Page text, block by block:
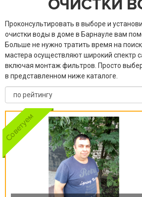
ОЧИСТКИ
Проконсультировать в выборе и
очистки воды в доме в Барнауле вам
Больше не нужно тратить время на
мастера осуществляют широкий спектр
включая монтаж фильтров. Просто
в представленном ниже каталоге.